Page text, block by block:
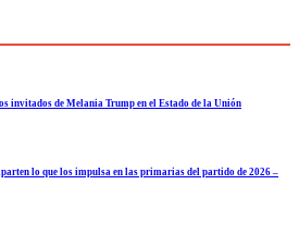
invitados de Melania Trump en el Estado de la Unión
lo que los impulsa en las primarias del partido de 2026 –